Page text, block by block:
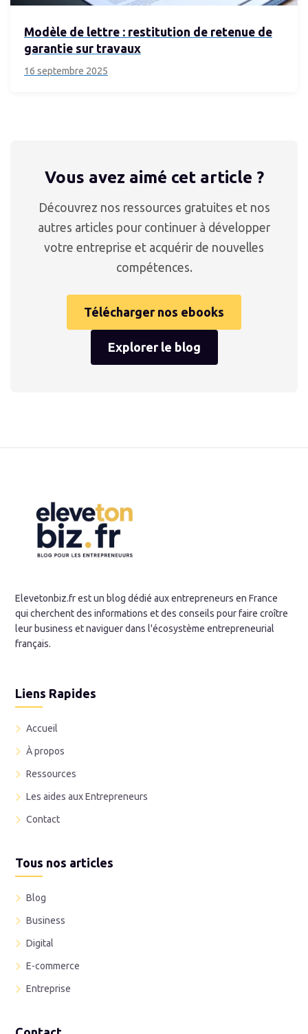
Modèle de lettre : restitution de retenue de
garantie sur travaux
16 septembre 2025
Vous avez aimé cet article ?
Découvrez nos ressources gratuites et nos
autres articles pour continuer à développer
votre entreprise et acquérir de nouvelles
compétences.
Télécharger nos ebooks
Explorer le blog
Elevetonbiz.fr est un blog dédié aux entrepreneurs en France
qui cherchent des informations et des conseils pour faire croître
leur business et naviguer dans l'écosystème entrepreneurial
français.
Liens Rapides
Accueil
À propos
Ressources
Les aides aux Entrepreneurs
Contact
Tous nos articles
Blog
Business
Digital
E-commerce
Entreprise